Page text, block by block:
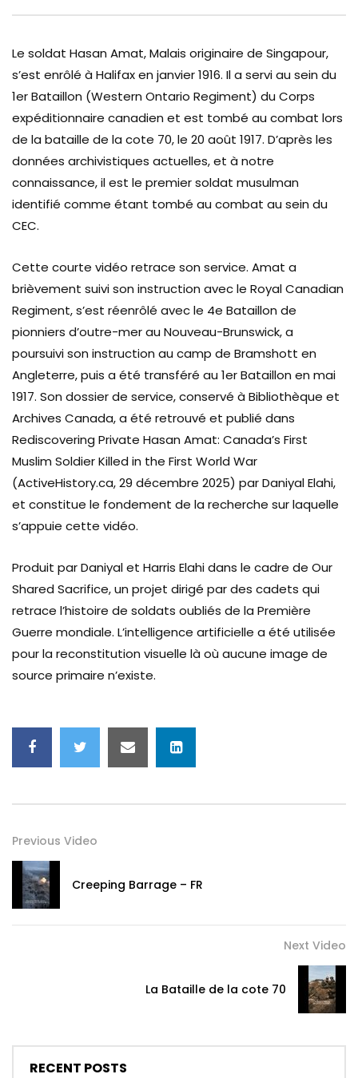
Le soldat Hasan Amat, Malais originaire de Singapour,
s’est enrôlé à Halifax en janvier 1916. Il a servi au sein du
1er Bataillon (Western Ontario Regiment) du Corps
expéditionnaire canadien et est tombé au combat lors
de la bataille de la cote 70, le 20 août 1917. D’après les
données archivistiques actuelles, et à notre
connaissance, il est le premier soldat musulman
identifié comme étant tombé au combat au sein du
CEC.
Cette courte vidéo retrace son service. Amat a
brièvement suivi son instruction avec le Royal Canadian
Regiment, s’est réenrôlé avec le 4e Bataillon de
pionniers d’outre-mer au Nouveau-Brunswick, a
poursuivi son instruction au camp de Bramshott en
Angleterre, puis a été transféré au 1er Bataillon en mai
1917. Son dossier de service, conservé à Bibliothèque et
Archives Canada, a été retrouvé et publié dans
Rediscovering Private Hasan Amat: Canada’s First
Muslim Soldier Killed in the First World War
(ActiveHistory.ca, 29 décembre 2025) par Daniyal Elahi,
et constitue le fondement de la recherche sur laquelle
s’appuie cette vidéo.
Produit par Daniyal et Harris Elahi dans le cadre de Our
Shared Sacrifice, un projet dirigé par des cadets qui
retrace l’histoire de soldats oubliés de la Première
Guerre mondiale. L’intelligence artificielle a été utilisée
pour la reconstitution visuelle là où aucune image de
source primaire n’existe.
Previous Video
Creeping Barrage – FR
Next Video
La Bataille de la cote 70
RECENT POSTS